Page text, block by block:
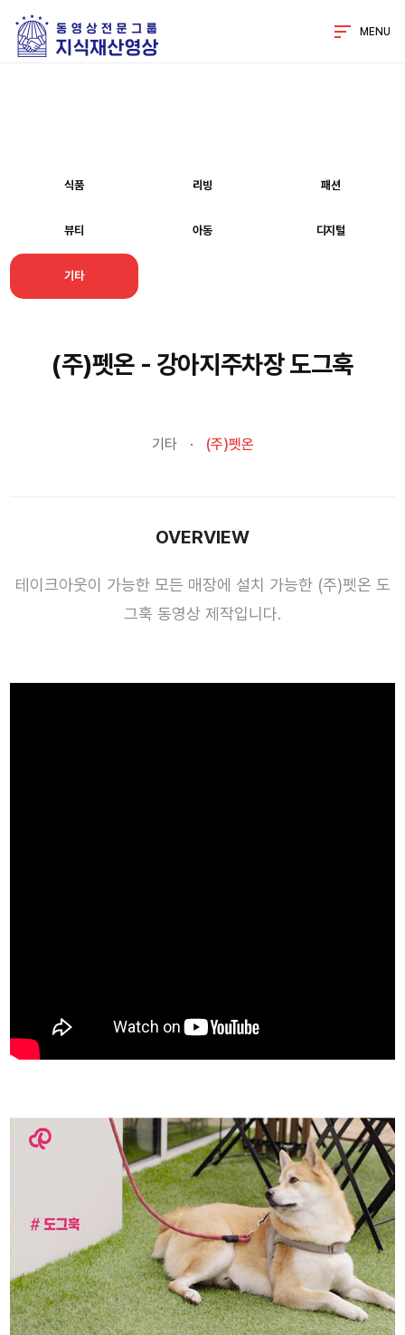
MENU
식품 리빙 패션
뷰티 아동 디지털
기타
(주)펫온 - 강아지주차장 도그훅
기타 (주)펫온
OVERVIEW
테이크아웃이 가능한 모든 매장에 설치 가능한 (주)펫온 도
그훅 동영상 제작입니다.